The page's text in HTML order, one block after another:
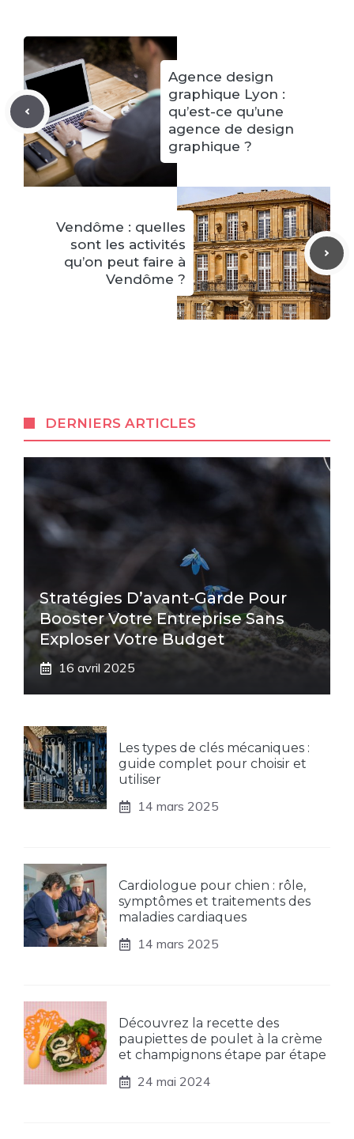
Agence design
graphique Lyon :
qu’est-ce qu’une
agence de design
graphique ?
Vendôme : quelles
sont les activités
qu’on peut faire à
Vendôme ?
DERNIERS ARTICLES
Stratégies D’avant-Garde Pour
Booster Votre Entreprise Sans
Exploser Votre Budget
16 avril 2025
Les types de clés mécaniques :
guide complet pour choisir et
utiliser
14 mars 2025
Cardiologue pour chien : rôle,
symptômes et traitements des
maladies cardiaques
14 mars 2025
Découvrez la recette des
paupiettes de poulet à la crème
et champignons étape par étape
24 mai 2024